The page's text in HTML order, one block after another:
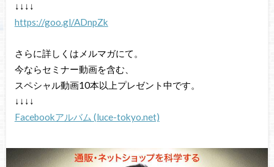
↓↓↓↓
https://goo.gl/ADnpZk
さらに詳しくはメルマガにて。
今ならセミナー動画を含む、
スペシャル動画10本以上プレゼント中です。
↓↓↓↓
Facebookアルバム (luce-tokyo.net)